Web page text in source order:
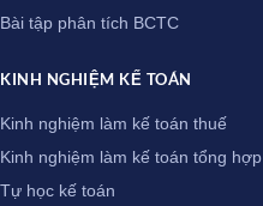
Bài tập phân tích BCTC
KINH NGHIỆM KẾ TOÁN
Kinh nghiệm làm kế toán thuế
Kinh nghiệm làm kế toán tổng hợp
Tự học kế toán